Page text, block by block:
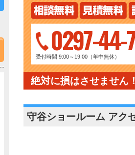
0297-44-
受付時間 9:00～19:00（年中無休）
絶対に損はさせません
守谷ショールーム アク